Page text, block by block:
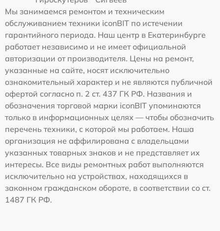
Мы занимаемся ремонтом и техническим
обслуживанием техники iconBIT по истечении
гарантийного периода. Наш центр в Екатеринбурге
работает независимо и не имеет официальной
авторизации от производителя. Цены на ремонт,
указанные на сайте, носят исключительно
ознакомительный характер и не являются публичной
офертой согласно п. 2 ст. 437 ГК РФ. Названия и
обозначения торговой марки iconBIT упоминаются
только в информационных целях — чтобы обозначить
перечень техники, с которой мы работаем. Наша
организация не аффилирована с владельцами
указанных товарных знаков и не представляет их
интересы. Все виды ремонтных работ выполняются
исключительно на устройствах, находящихся в
законном гражданском обороте, в соответствии со ст.
1487 ГК РФ.